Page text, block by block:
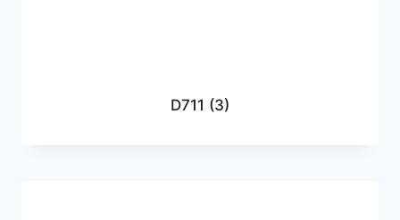
D711 (3)